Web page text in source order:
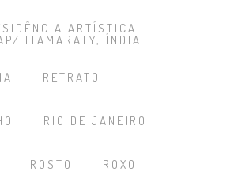
ARTÍSTICA
ITAMARATY, ÍNDIA
RETRATO
RIO DE JANEIRO
ROSTO ROXO